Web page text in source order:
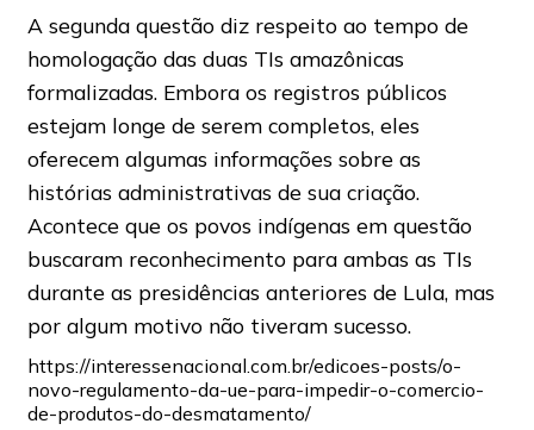
A segunda questão diz respeito ao tempo de
homologação das duas TIs amazônicas
formalizadas. Embora os registros públicos
estejam longe de serem completos, eles
oferecem algumas informações sobre as
histórias administrativas de sua criação.
Acontece que os povos indígenas em questão
buscaram reconhecimento para ambas as TIs
durante as presidências anteriores de Lula, mas
por algum motivo não tiveram sucesso.
https://interessenacional.com.br/edicoes-posts/o-
novo-regulamento-da-ue-para-impedir-o-comercio-
de-produtos-do-desmatamento/